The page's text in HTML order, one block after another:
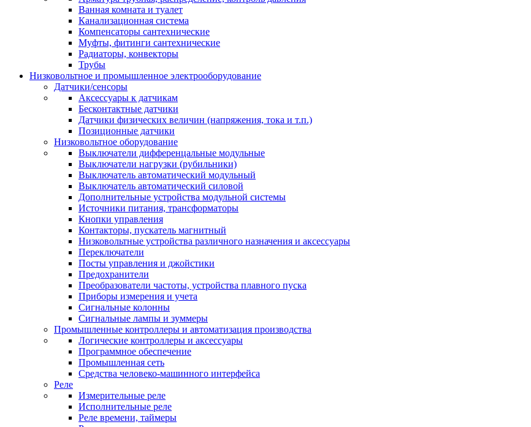
Ванная комната и туалет
Канализационная система
Компенсаторы сантехнические
Муфты, фитинги сантехнические
Радиаторы, конвекторы
Трубы
Низковольтное и промышленное электрооборудование
Датчики/сенсоры
Аксессуары к датчикам
Бесконтактные датчики
Датчики физических величин (напряжения, тока и т.п.)
Позиционные датчики
Низковольтное оборудование
Выключатели дифференцальные модульные
Выключатели нагрузки (рубильники)
Выключатель автоматический модульный
Выключатель автоматический силовой
Дополнительные устройства модульной системы
Источники питания, трансформаторы
Кнопки управления
Контакторы, пускатель магнитный
Низковольтные устройства различного назначения и аксессуары
Переключатели
Посты управления и джойстики
Предохранители
Преобразователи частоты, устройства плавного пуска
Приборы измерения и учета
Сигнальные колонны
Сигнальные лампы и зуммеры
Промышленные контроллеры и автоматизация производства
Логические контроллеры и аксессуары
Программное обеспечение
Промышленная сеть
Средства человеко-машинного интерфейса
Реле
Измерительные реле
Исполнительные реле
Реле времени, таймеры